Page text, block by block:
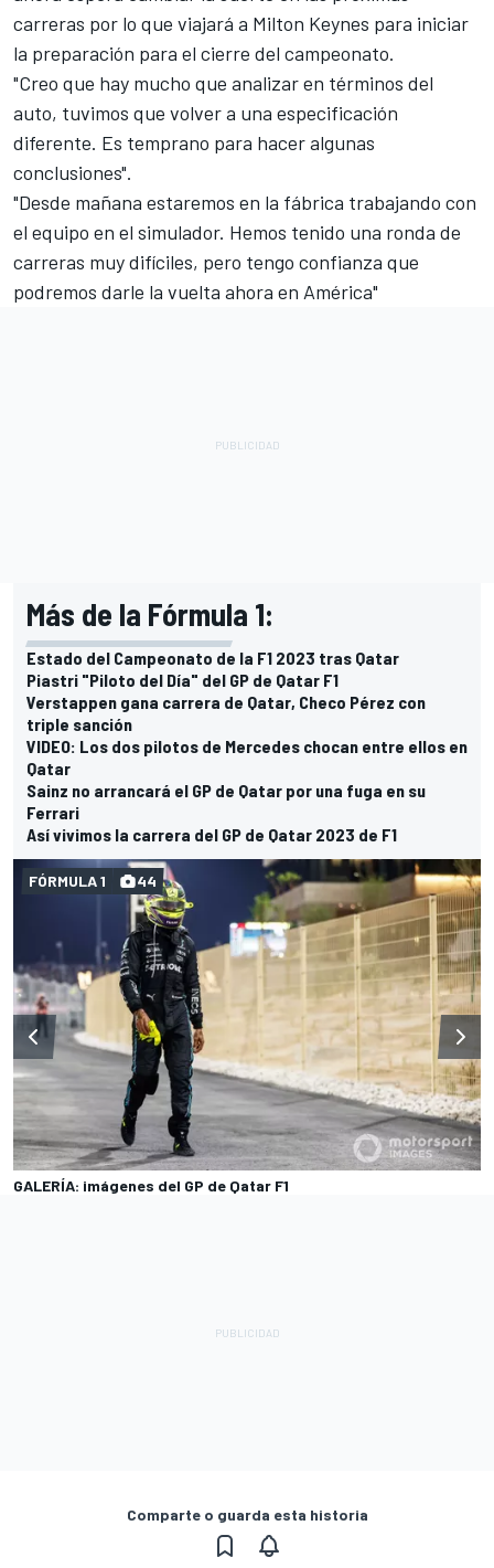
carreras por lo que viajará a Milton Keynes para iniciar
la preparación para el cierre del campeonato.
"Creo que hay mucho que analizar en términos del
auto, tuvimos que volver a una especificación
diferente. Es temprano para hacer algunas
conclusiones".
"Desde mañana estaremos en la fábrica trabajando con
el equipo en el simulador. Hemos tenido una ronda de
carreras muy difíciles, pero tengo confianza que
podremos darle la vuelta ahora en América"
Más de la Fórmula 1:
Estado del Campeonato de la F1 2023 tras Qatar
Piastri "Piloto del Día" del GP de Qatar F1
Verstappen gana carrera de Qatar, Checo Pérez con
triple sanción
VIDEO: Los dos pilotos de Mercedes chocan entre ellos en
Qatar
Sainz no arrancará el GP de Qatar por una fuga en su
Ferrari
Así vivimos la carrera del GP de Qatar 2023 de F1
GALERÍA: imágenes del GP de Qatar F1
FÓRMULA 1 44
Comparte o guarda esta historia